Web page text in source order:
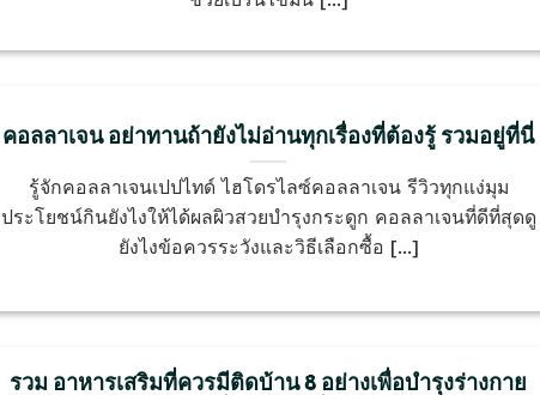
คอลลาเจน อย่าทานถ้ายังไม่อ่านทุกเรื่องที่ต้องรู้ รวมอยู่ที่นี่
รู้จักคอลลาเจนเปปไทด์ ไฮโดรไลซ์คอลลาเจน รีวิวทุกแง่มุม
ประโยชน์กินยังไงให้ได้ผลผิวสวยบำรุงกระดูก คอลลาเจนที่ดีที่สุดดู
ยังไงข้อควรระวังและวิธีเลือกซื้อ [...]
รวม อาหารเสริมที่ควรมีติดบ้าน 8 อย่างเพื่อบำรุงร่างกาย